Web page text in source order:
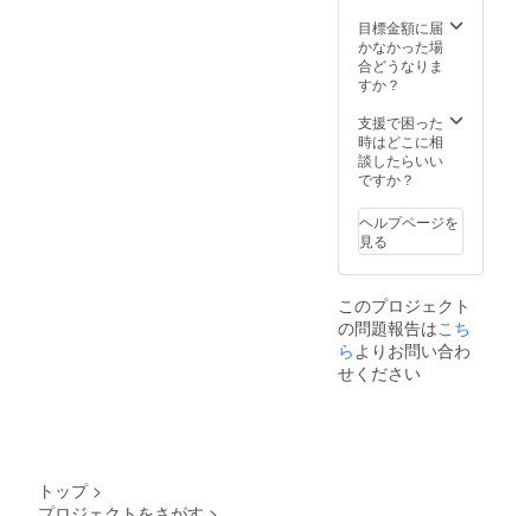
気持ち
を込め
て、支
をお送
りしま
す。
す。
くださ
い。
目標金額に届
かなかった場
合どうなりま
すか？
支援で困った
時はどこに相
談したらいい
ですか？
ヘルプページを
見る
このプロジェクト
の問題報告はこち
ら よりお問い合わ
せください
トップ >